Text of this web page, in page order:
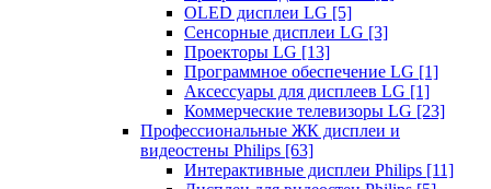
OLED дисплеи LG [5]
Сенсорные дисплеи LG [3]
Проекторы LG [13]
Программное обеспечение LG [1]
Аксессуары для дисплеев LG [1]
Коммерческие телевизоры LG [23]
Профессиональные ЖК дисплеи и
видеостены Philips [63]
Интерактивные дисплеи Philips [11]